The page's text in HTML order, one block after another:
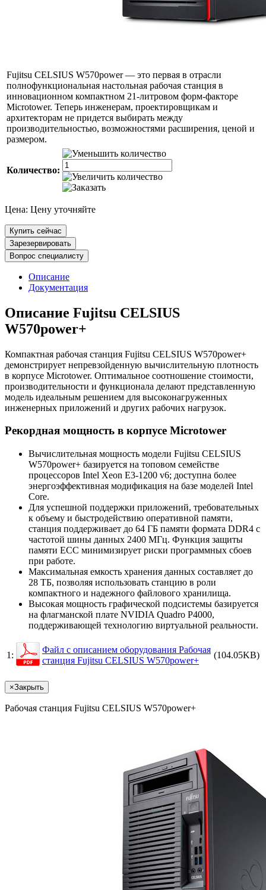
Fujitsu CELSIUS W570power — это первая в отрасли
полнофункциональная настольная рабочая станция в
инновационном компактном 21-литровом форм-факторе
Microtower. Теперь инженерам, проектировщикам и
архитекторам не придется выбирать между
производительностью, возможностями расширения, ценой и
размером.
Количество:
Цена: Цену уточняйте
Купить сейчас
Зарезервировать
Вопрос специалисту
Описание
Документация
Описание Fujitsu CELSIUS
W570power+
Компактная рабочая станция Fujitsu CELSIUS W570power+
демонстрирует непревзойденную вычислительную плотность
в корпусе Microtower. Оптимальное соотношение стоимости,
производительности и функционала делают представленную
модель идеальным решением для высоконагруженных
инженерных приложений и других рабочих нагрузок.
Рекордная мощность в корпусе Microtower
Вычислительная мощность модели Fujitsu CELSIUS
W570power+ базируется на топовом семействе
процессоров Intel Xeon E3-1200 v6; доступна более
энергоэффективная модификация на базе моделей Intel
Core.
Для успешной поддержки приложений, требовательных
к объему и быстродействию оперативной памяти,
станция поддерживает до 64 ГБ памяти формата DDR4 с
частотой шины данных 2400 МГц. Функция защиты
памяти ECC минимизирует риски программных сбоев
при работе.
Максимальная емкость хранения данных составляет до
28 ТБ, позволяя использовать станцию в роли
компактного и надежного файлового хранилища.
Высокая мощность графической подсистемы базируется
на флагманской плате NVIDIA Quadro P4000,
поддерживающей технологию виртуальной реальности.
1:
Файл с описанием оборудования Рабочая
станция Fujitsu CELSIUS W570power+
(104.05KB)
×Закрыть
Рабочая станция Fujitsu CELSIUS W570power+